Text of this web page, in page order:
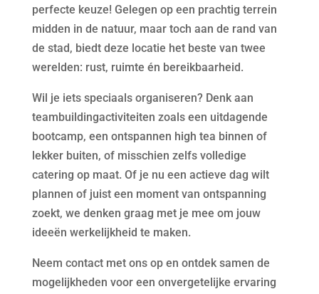
perfecte keuze! Gelegen op een prachtig terrein
midden in de natuur, maar toch aan de rand van
de stad, biedt deze locatie het beste van twee
werelden: rust, ruimte én bereikbaarheid.
Wil je iets speciaals organiseren? Denk aan
teambuildingactiviteiten zoals een uitdagende
bootcamp, een ontspannen high tea binnen of
lekker buiten, of misschien zelfs volledige
catering op maat. Of je nu een actieve dag wilt
plannen of juist een moment van ontspanning
zoekt, we denken graag met je mee om jouw
ideeën werkelijkheid te maken.
Neem contact met ons op en ontdek samen de
mogelijkheden voor een onvergetelijke ervaring